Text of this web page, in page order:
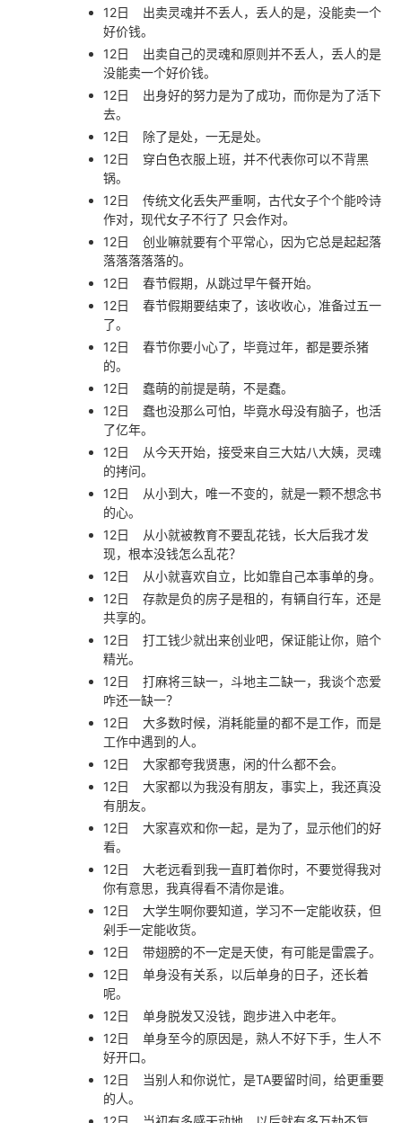
12日
出卖灵魂并不丢人，丢人的是，没能卖一个
好价钱。
12日
出卖自己的灵魂和原则并不丢人，丢人的是
没能卖一个好价钱。
12日
出身好的努力是为了成功，而你是为了活下
去。
12日
除了是处，一无是处。
12日
穿白色衣服上班，并不代表你可以不背黑
锅。
12日
传统文化丢失严重啊，古代女子个个能呤诗
作对，现代女子不行了 只会作对。
12日
创业嘛就要有个平常心，因为它总是起起落
落落落落落的。
12日
春节假期，从跳过早午餐开始。
12日
春节假期要结束了，该收收心，准备过五一
了。
12日
春节你要小心了，毕竟过年，都是要杀猪
的。
12日
蠢萌的前提是萌，不是蠢。
12日
蠢也没那么可怕，毕竟水母没有脑子，也活
了亿年。
12日
从今天开始，接受来自三大姑八大姨，灵魂
的拷问。
12日
从小到大，唯一不变的，就是一颗不想念书
的心。
12日
从小就被教育不要乱花钱，长大后我才发
现，根本没钱怎么乱花？
12日
从小就喜欢自立，比如靠自己本事单的身。
12日
存款是负的房子是租的，有辆自行车，还是
共享的。
12日
打工钱少就出来创业吧，保证能让你，赔个
精光。
12日
打麻将三缺一，斗地主二缺一，我谈个恋爱
咋还一缺一？
12日
大多数时候，消耗能量的都不是工作，而是
工作中遇到的人。
12日
大家都夸我贤惠，闲的什么都不会。
12日
大家都以为我没有朋友，事实上，我还真没
有朋友。
12日
大家喜欢和你一起，是为了，显示他们的好
看。
12日
大老远看到我一直盯着你时，不要觉得我对
你有意思，我真得看不清你是谁。
12日
大学生啊你要知道，学习不一定能收获，但
剁手一定能收货。
12日
带翅膀的不一定是天使，有可能是雷震子。
12日
单身没有关系，以后单身的日子，还长着
呢。
12日
单身脱发又没钱，跑步进入中老年。
12日
单身至今的原因是，熟人不好下手，生人不
好开口。
12日
当别人和你说忙，是TA要留时间，给更重要
的人。